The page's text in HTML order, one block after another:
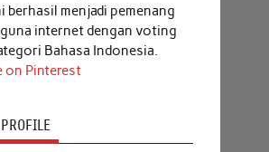
berhasil menjadi pemenang
internet dengan voting
Bahasa Indonesia.